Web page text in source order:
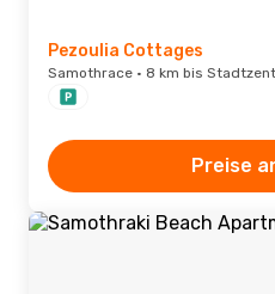
Pezoulia Cottages
Samothrace · 8 km bis
Preise